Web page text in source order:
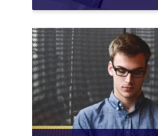
TRANSMISSION DES